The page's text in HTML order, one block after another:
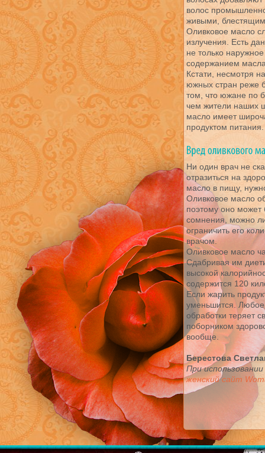
волос
живыми,
Оливковое масло
излучения. Есть
не только
содержанием
Кстати, несмотря
южных стран реже
том, что южане по
чем жители наших
масло имеет
продуктом питания.
Ни один врач не
отразиться на
масло в пищу,
Оливковое масло
поэтому оно может
сомнения, можно
ограничить его
врачом.
Оливковое масло
Сдабривая им
высокой
содержится 120
Если жарить
уменьшится. Любое
обработки теряет
поборником
вообще.
Берестова
При
женский сайт